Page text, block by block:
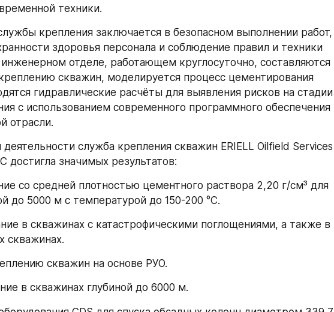
техники.
крепления заключается в безопасном выполнении работ,
здоровья персонала и соблюдение правил и техники
инженерном отделе, работающем круглосуточно, составляются
скважин, моделируется процесс цементирования
гидравлические расчёты для выявления рисков на стадии
с использованием современного программного обеспечения
отрасли.
служба крепления скважин ERIELL Oilfield Services
достигла значимых результатов:
со средней плотностью цементного раствора 2,20 г/см³ для
до 5000 м с температурой до 150-200 °C.
в скважинах с катастрофическими поглощениями, а также в
скважинах.
скважин на основе РУО.
в скважинах глубиной до 6000 м.